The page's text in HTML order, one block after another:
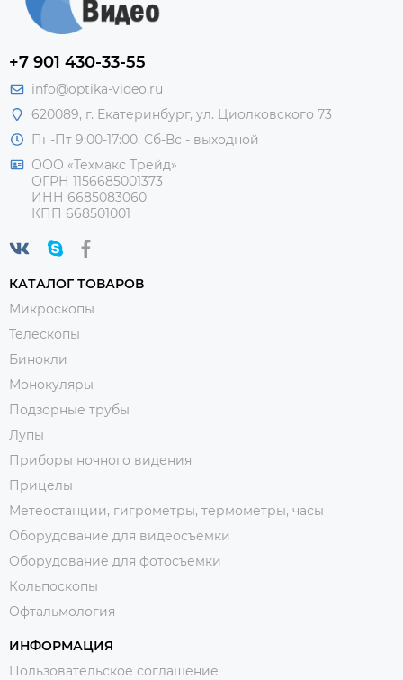
+7 901 430-33-55
info@optika-video.ru
620089, г. Екатеринбург, ул. Циолковского 73
Пн-Пт 9:00-17:00, Сб-Вс - выходной
ООО «Техмакс Трейд»
ОГРН 1156685001373
ИНН 6685083060
КПП 668501001
КАТАЛОГ ТОВАРОВ
Микроскопы
Телескопы
Бинокли
Монокуляры
Подзорные трубы
Лупы
Приборы ночного видения
Прицелы
Метеостанции, гигрометры, термометры, часы
Оборудование для видеосъемки
Оборудование для фотосъемки
Кольпоскопы
Офтальмология
ИНФОРМАЦИЯ
Пользовательское соглашение